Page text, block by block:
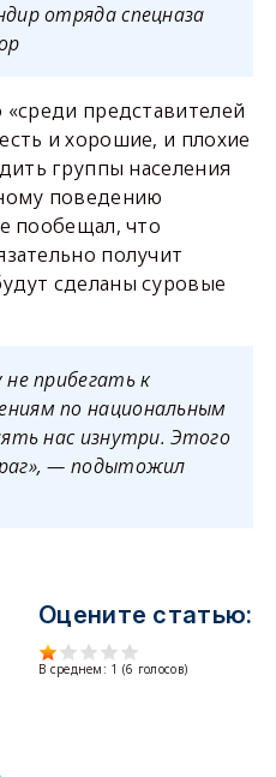
отряда спецназа
представителей
и хорошие, и плохие
группы населения
поведению
пообещал, что
получит
сделаны суровые
прибегать к
по национальным
нас изнутри. Этого
— подытожил
Оцените статью:
В среднем: 1 (6 голосов)